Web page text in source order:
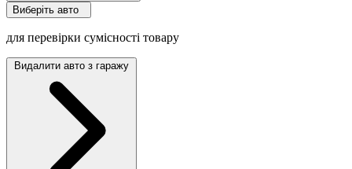
Виберіть авто
для перевірки сумісності товару
Видалити авто з гаражу